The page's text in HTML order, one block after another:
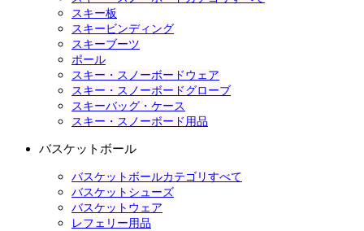
スキー板
スキービンディング
スキーブーツ
ポール
スキー・スノーボードウェア
スキー・スノーボードグローブ
スキーバッグ・ケース
スキー・スノーボード用品
バスケットボール
バスケットボールカテゴリすべて
バスケットシューズ
バスケットウェア
レフェリー用品